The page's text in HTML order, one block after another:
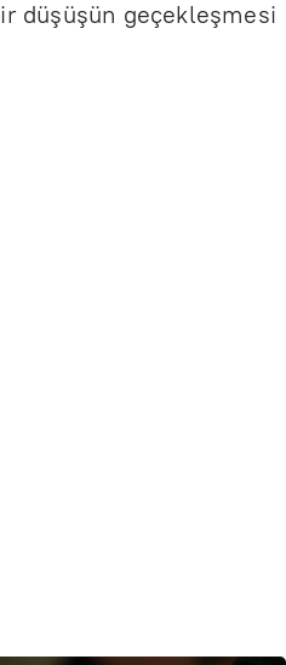
düşüşün geçekleşmesi